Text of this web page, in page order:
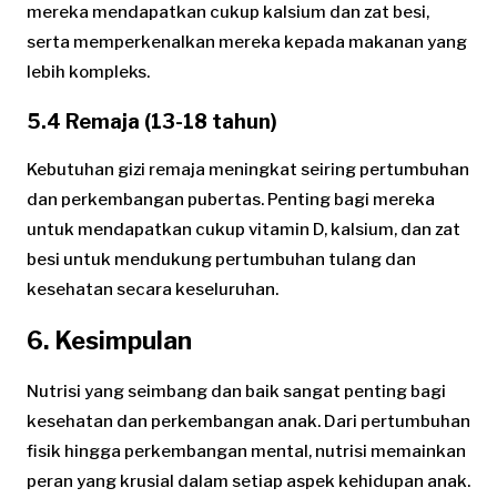
mereka mendapatkan cukup kalsium dan zat besi,
serta memperkenalkan mereka kepada makanan yang
lebih kompleks.
5.4 Remaja (13-18 tahun)
Kebutuhan gizi remaja meningkat seiring pertumbuhan
dan perkembangan pubertas. Penting bagi mereka
untuk mendapatkan cukup vitamin D, kalsium, dan zat
besi untuk mendukung pertumbuhan tulang dan
kesehatan secara keseluruhan.
6. Kesimpulan
Nutrisi yang seimbang dan baik sangat penting bagi
kesehatan dan perkembangan anak. Dari pertumbuhan
fisik hingga perkembangan mental, nutrisi memainkan
peran yang krusial dalam setiap aspek kehidupan anak.